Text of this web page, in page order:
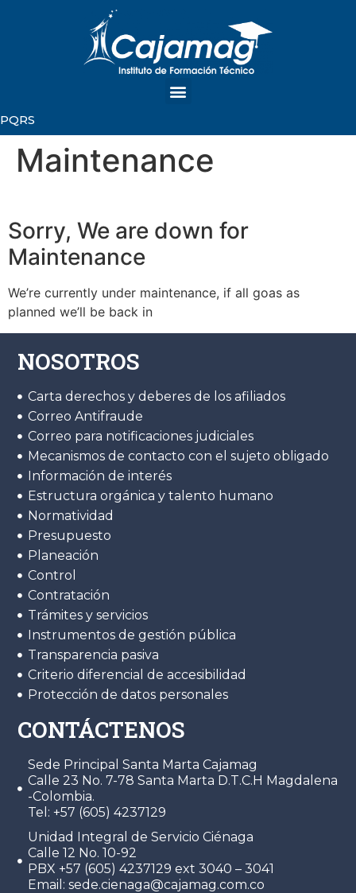
PQRS
Maintenance
Sorry, We are down for
Maintenance
We’re currently under maintenance, if all goas as
planned we’ll be back in
NOSOTROS
Carta derechos y deberes de los afiliados
Correo Antifraude
Correo para notificaciones judiciales
Mecanismos de contacto con el sujeto obligado
Información de interés
Estructura orgánica y talento humano
Normatividad
Presupuesto
Planeación
Control
Contratación
Trámites y servicios
Instrumentos de gestión pública
Transparencia pasiva
Criterio diferencial de accesibilidad
Protección de datos personales
CONTÁCTENOS
Sede Principal Santa Marta Cajamag
Calle 23 No. 7-78 Santa Marta D.T.C.H Magdalena
-Colombia.
Tel: +57 (605) 4237129
Unidad Integral de Servicio Ciénaga
Calle 12 No. 10-92
PBX +57 (605) 4237129 ext 3040 – 3041
Email: sede.cienaga@cajamag.com.co